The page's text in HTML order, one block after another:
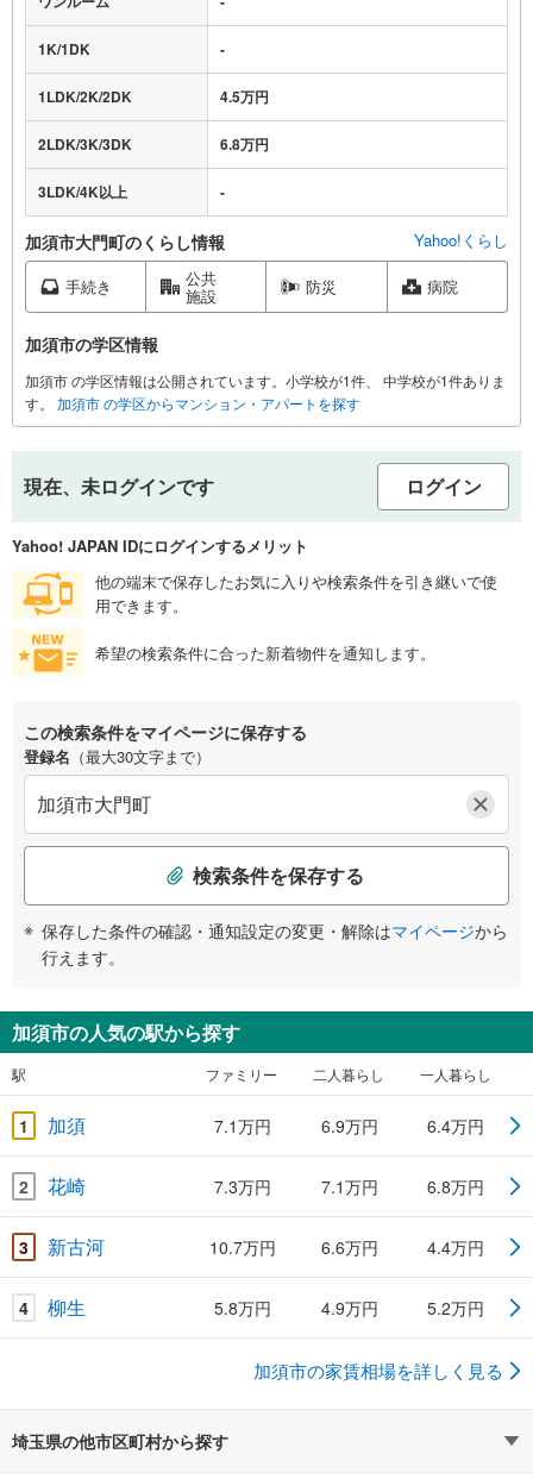
1K/1DK -
1LDK/2K/2DK 4.5万円
2LDK/3K/3DK 6.8万円
3LDK/4K以上 -
加須市大門町のくらし情報 Yahoo!くらし
手続き 公共
施設 防災 病院
加須市の学区情報
加須市 の学区情報は公開されています。小学校が1件、 中学校が1件ありま
す。
加須市 の学区からマンション・アパートを探す
現在、未ログインです ログイン
Yahoo! JAPAN IDにログインするメリット
他の端末で保存したお気に入りや検索条件を引き継いで使
用できます。
希望の検索条件に合った新着物件を通知します。
この検索条件をマイページに保存する
登録名 （最大30文字まで）
検索条件を保存する
保存した条件の確認・通知設定の変更・解除はマイページから
行えます。
加須市の人気の駅から探す
駅 ファミリー 二人暮らし 一人暮らし
1 加須 7.1万円 6.9万円 6.4万円
2 花崎 7.3万円 7.1万円 6.8万円
3 新古河 10.7万円 6.6万円 4.4万円
4 柳生 5.8万円 4.9万円 5.2万円
加須市の家賃相場を詳しく見る
埼玉県の他市区町村から探す